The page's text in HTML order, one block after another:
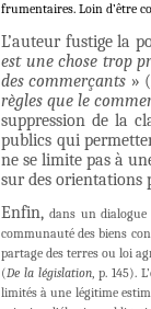
frumentaires. Loin d’être
L’auteur fustige la
est une chose trop
des commerçants » (
règles que le
suppression de la
publics qui
ne se limite pas à
sur des orientations
Enfin,dans un dialogue
communauté des biens
partage des terres ou loi
(De la législation, p. 145).
limités à une légitime